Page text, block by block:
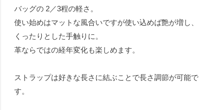
バッグの 2／3程の軽さ。
使い始めはマットな風合いですが使い込めば艶が増し、
くったりとした手触りに。
革ならではの経年変化も楽しめます。
ストラップは好きな長さに結ぶことで長さ調節が可能で
す。